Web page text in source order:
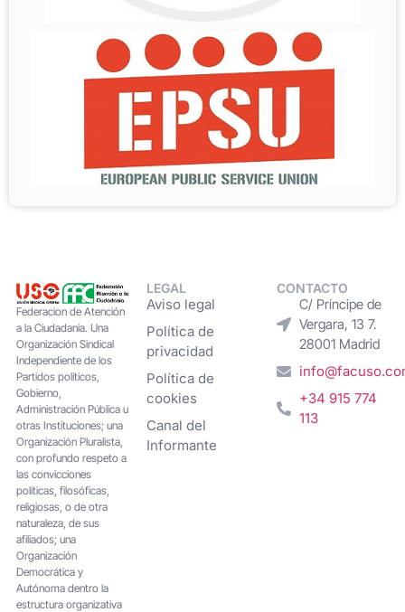
Federacion de Atención
a la Ciudadanía. Una
Organización Sindical
Independiente de los
Partidos políticos,
Gobierno,
Administración Pública u
otras Instituciones; una
Organización Pluralista,
con profundo respeto a
las convicciones
políticas, filosóficas,
religiosas, o de otra
naturaleza, de sus
afiliados; una
Organización
Democrática y
Autónoma dentro la
estructura organizativa
LEGAL
Aviso legal
Política de
privacidad
Política de
cookies
Canal del
Informante
CONTACTO
C/ Príncipe de
Vergara, 13 7.
28001 Madrid
+34 915 774
113